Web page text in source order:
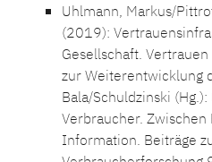
Uhlmann, Markus/
(2019):
Gesellschaft.
zur Weiterentwicklung
Bala/Schuldzinski
Verbraucher. Zwischen
Information. Beiträge